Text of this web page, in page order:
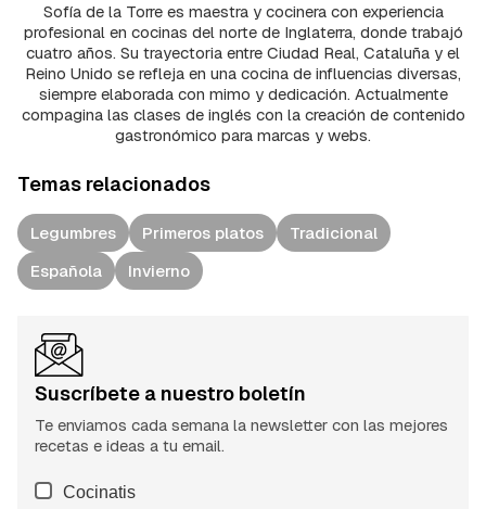
Sofía de la Torre es maestra y cocinera con experiencia
profesional en cocinas del norte de Inglaterra, donde trabajó
cuatro años. Su trayectoria entre Ciudad Real, Cataluña y el
Reino Unido se refleja en una cocina de influencias diversas,
siempre elaborada con mimo y dedicación. Actualmente
compagina las clases de inglés con la creación de contenido
gastronómico para marcas y webs.
Temas relacionados
Legumbres Primeros platos
Tradicional
Española
Invierno
Suscríbete a nuestro boletín
Te enviamos cada semana la newsletter con las mejores
recetas e ideas a tu email.
Cocinatis